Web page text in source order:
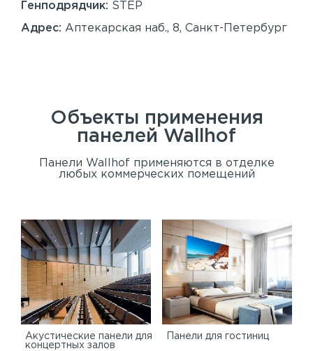
Генподрядчик: STEP
Адрес: Аптекарская наб., 8, Санкт-Петербург
Объекты применения
панелей Wallhof
Панели Wallhof применяются в отделке
любых коммерческих помещений
Акустические панели для
концертных залов
Панели для гостиниц